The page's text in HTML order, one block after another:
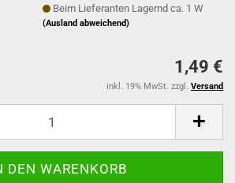
Beim Lieferanten Lagernd ca. 1 W
(Ausland abweichend)
1,49 €
inkl. 19% MwSt. zzgl. Versand